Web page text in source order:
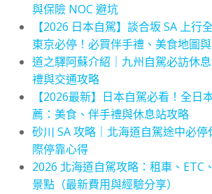
與保險 NOC 避坑
【2026 日本自駕】談合坂 SA 上行
東京必停！必買伴手禮、美食地圖
道之驛阿蘇介紹｜九州自駕必訪休
禮與交通攻略
【2026最新】日本自駕必看！全日
薦：美食、伴手禮與休息站攻略
砂川 SA 攻略｜北海道自駕途中必
際停靠心得
2026 北海道自駕攻略：租車、ETC
景點（最新費用與經驗分享）